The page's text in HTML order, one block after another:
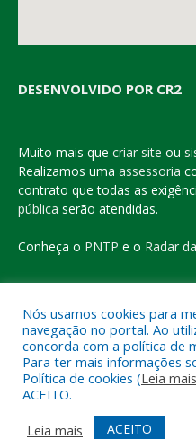
DESENVOLVIDO POR CR2
Muito mais que criar site ou
Realizamos uma assessoria
contrato que todas as
pública serão atendidas.
Conheça o PNTP e o Radar
Todos os direitos reservados
do
Mapa do Site
Acessar
Nós usamos cookies para
navegação no portal. Ao
concorda com a política de
Para ter mais informações
Política de cookies (Leia mais
ACEITO.
Leia mais
ACEITO